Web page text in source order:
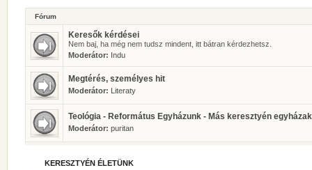
Fórum
Keresők kérdései
Nem baj, ha még nem tudsz mindent, itt bátran kérdezhetsz.
Moderátor: Indu
Megtérés, személyes hit
Moderátor: Literaty
Teológia - Református Egyházunk - Más keresztyén egyházak
Moderátor: puritan
KERESZTYÉN ÉLETÜNK